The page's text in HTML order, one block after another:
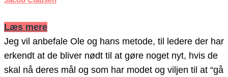
Læs mere
Jeg vil anbefale Ole og hans metode, til ledere der har
erkendt at de bliver nødt til at gøre noget nyt, hvis de
skal nå deres mål og som har modet og viljen til at “gå